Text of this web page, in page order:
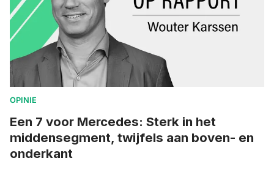
OPINIE
Een 7 voor Mercedes: Sterk in het
middensegment, twijfels aan boven- en
onderkant